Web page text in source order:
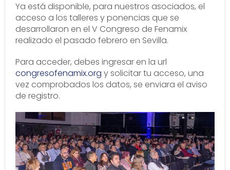
Ya está disponible, para nuestros asociados, el
acceso a los talleres y ponencias que se
desarrollaron en el V Congreso de Fenamix
realizado el pasado febrero en Sevilla.
Para acceder, debes ingresar en la url
congresofenamix.org y solicitar tu acceso, una
vez comprobados los datos, se enviara el aviso
de registro.